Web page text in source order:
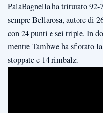
PalaBagnella ha triturato
sempre Bellarosa, autore di
con 24 punti e sei triple. In
mentre Tambwe ha sfiorato
stoppate e 14 rimbalzi